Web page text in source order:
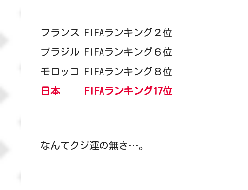
フランス FIFAランキング２位
ブラジル FIFAランキング６位
モロッコ FIFAランキング８位
日本 FIFAランキング17位
なんてクジ運の無さ…。